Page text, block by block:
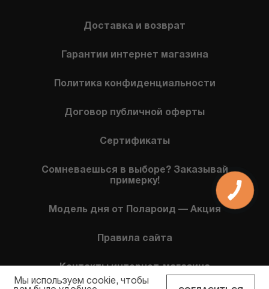
Доставка и возврат
Гарантии интернет магазина
Политика конфиденциальности
Договор публичной оферты
Сертификаты
Сомневаешься в выборе? Заказывай
примерку!
Модель дня от Полароид — Акция
Правила сайта
Контакты интернет-магазина
Мы используем cookie, чтобы